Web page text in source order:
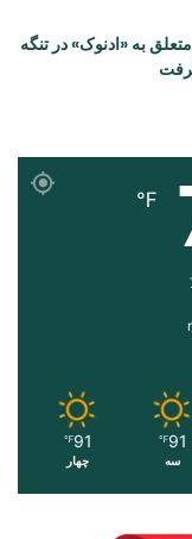
به «ادنوک» در تنگه
℉
91
℉
سه
91
℉
چهار